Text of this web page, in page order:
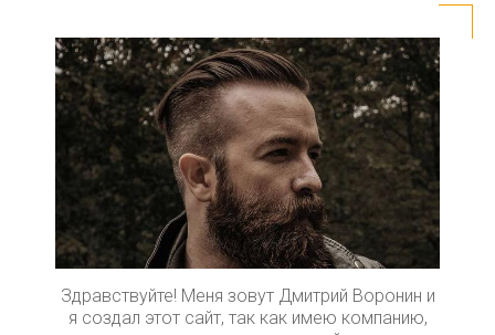
Здравствуйте! Меня зовут Дмитрий Воронин и
я создал этот сайт, так как имею компанию,